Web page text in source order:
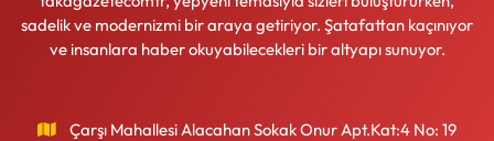
sadelik ve modernizmi bir araya getiriyor. Şatafattan kaçınıyor
ve insanlara haber okuyabilecekleri bir altyapı sunuyor.
Çarşı Mahallesi Alacahan Sokak Onur Apt.Kat:4 No: 19